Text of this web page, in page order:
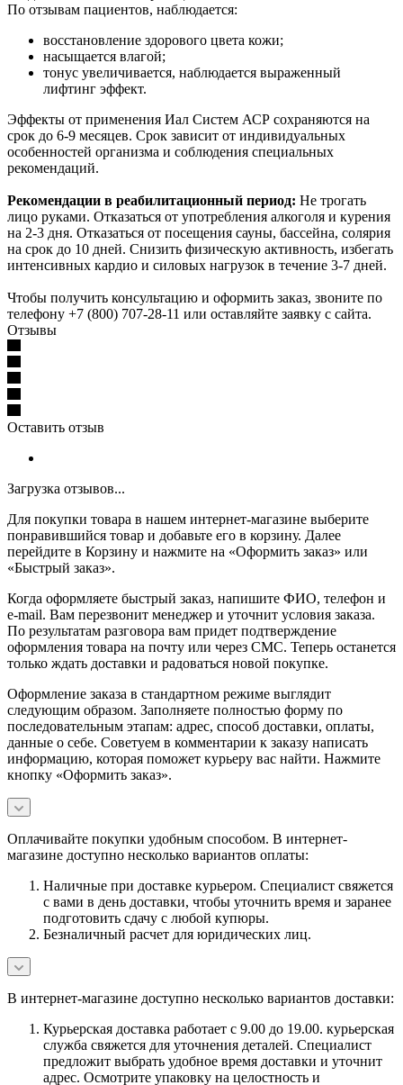
По отзывам пациентов, наблюдается:
восстановление здорового цвета кожи;
насыщается влагой;
тонус увеличивается, наблюдается выраженный
лифтинг эффект.
Эффекты от применения Иал Систем АСР сохраняются на
срок до 6-9 месяцев. Срок зависит от индивидуальных
особенностей организма и соблюдения специальных
рекомендаций.
Рекомендации в реабилитационный период: Не трогать
лицо руками. Отказаться от употребления алкоголя и курения
на 2-3 дня. Отказаться от посещения сауны, бассейна, солярия
на срок до 10 дней. Снизить физическую активность, избегать
интенсивных кардио и силовых нагрузок в течение 3-7 дней.
Чтобы получить консультацию и оформить заказ, звоните по
телефону +7 (800) 707-28-11 или оставляйте заявку с сайта.
Отзывы
Оставить отзыв
Загрузка отзывов...
Для покупки товара в нашем интернет-магазине выберите
понравившийся товар и добавьте его в корзину. Далее
перейдите в Корзину и нажмите на «Оформить заказ» или
«Быстрый заказ».
Когда оформляете быстрый заказ, напишите ФИО, телефон и
e-mail. Вам перезвонит менеджер и уточнит условия заказа.
По результатам разговора вам придет подтверждение
оформления товара на почту или через СМС. Теперь останется
только ждать доставки и радоваться новой покупке.
Оформление заказа в стандартном режиме выглядит
следующим образом. Заполняете полностью форму по
последовательным этапам: адрес, способ доставки, оплаты,
данные о себе. Советуем в комментарии к заказу написать
информацию, которая поможет курьеру вас найти. Нажмите
кнопку «Оформить заказ».
Оплачивайте покупки удобным способом. В интернет-
магазине доступно несколько вариантов оплаты:
Наличные при доставке курьером. Специалист свяжется
с вами в день доставки, чтобы уточнить время и заранее
подготовить сдачу с любой купюры.
Безналичный расчет для юридических лиц.
В интернет-магазине доступно несколько вариантов доставки:
Курьерская доставка работает с 9.00 до 19.00. курьерская
служба свяжется для уточнения деталей. Специалист
предложит выбрать удобное время доставки и уточнит
адрес. Осмотрите упаковку на целостность и